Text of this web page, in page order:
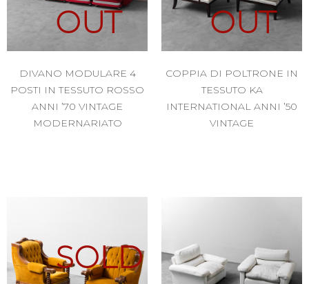
OUT
DIVANO MODULARE 4
POSTI IN TESSUTO ROSSO
ANNI ’70 VINTAGE
MODERNARIATO
OUT
COPPIA DI POLTRONE IN
TESSUTO KA
INTERNATIONAL ANNI ’50
VINTAGE
SOLD